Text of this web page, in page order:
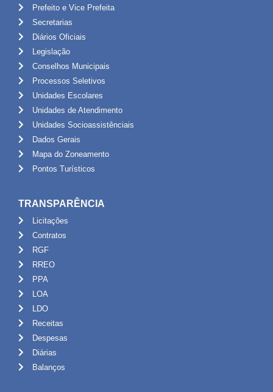
Prefeito e Vice Prefeita
Secretarias
Diários Oficiais
Legislação
Conselhos Municipais
Processos Seletivos
Unidades Escolares
Unidades de Atendimento
Unidades Socioassistênciais
Dados Gerais
Mapa do Zoneamento
Pontos Turísticos
TRANSPARÊNCIA
Licitações
Contratos
RGF
RREO
PPA
LOA
LDO
Receitas
Despesas
Diárias
Balanços